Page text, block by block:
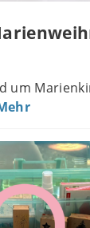
um